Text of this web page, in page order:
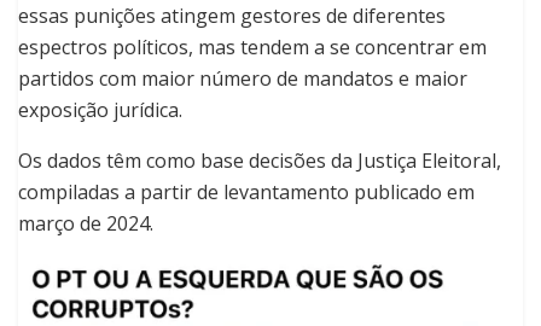
essas punições atingem gestores de diferentes
espectros políticos, mas tendem a se concentrar em
partidos com maior número de mandatos e maior
exposição jurídica.
Os dados têm como base decisões da Justiça Eleitoral,
compiladas a partir de levantamento publicado em
março de 2024.